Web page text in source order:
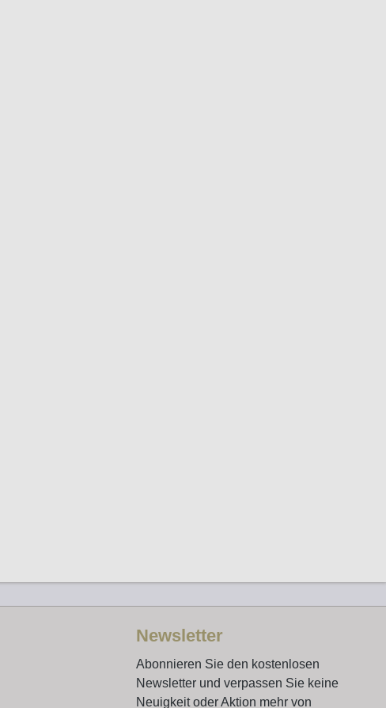
Newsletter
Abonnieren Sie den kostenlosen
Newsletter und verpassen Sie keine
Neuigkeit oder Aktion mehr von